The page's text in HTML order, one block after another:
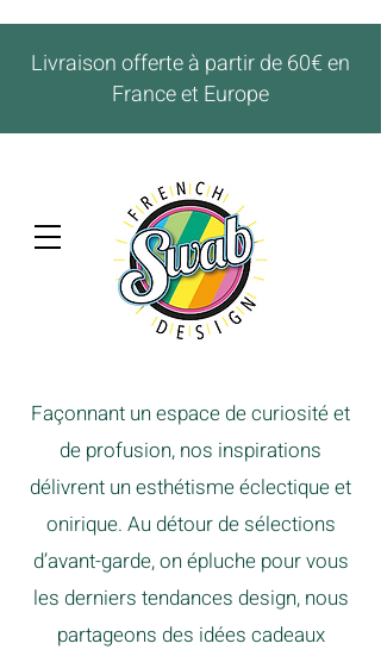
Livraison offerte à partir de 60€ en
France et Europe
Façonnant un espace de curiosité et
de profusion, nos inspirations
délivrent un esthétisme éclectique et
onirique. Au détour de sélections
d’avant-garde, on épluche pour vous
les derniers tendances design, nous
partageons des idées cadeaux